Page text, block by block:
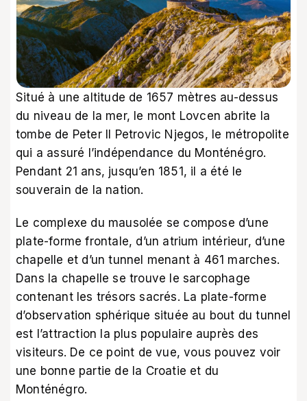
Situé à une altitude de 1657 mètres au-dessus
du niveau de la mer, le mont Lovcen abrite la
tombe de Peter II Petrovic Njegos, le métropolite
qui a assuré l’indépendance du Monténégro.
Pendant 21 ans, jusqu’en 1851, il a été le
souverain de la nation.
Le complexe du mausolée se compose d’une
plate-forme frontale, d’un atrium intérieur, d’une
chapelle et d’un tunnel menant à 461 marches.
Dans la chapelle se trouve le sarcophage
contenant les trésors sacrés. La plate-forme
d’observation sphérique située au bout du tunnel
est l’attraction la plus populaire auprès des
visiteurs. De ce point de vue, vous pouvez voir
une bonne partie de la Croatie et du
Monténégro.